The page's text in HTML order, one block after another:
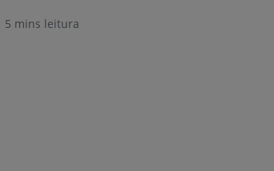
5 mins leitura